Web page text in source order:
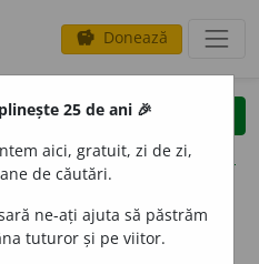
savings Donează
clear
opțiuni
(50)
25 de ani 🎉
aici, gratuit, zi de zi,
de căutări.
ne-ați ajuta să păstrăm
tuturor și pe viitor.